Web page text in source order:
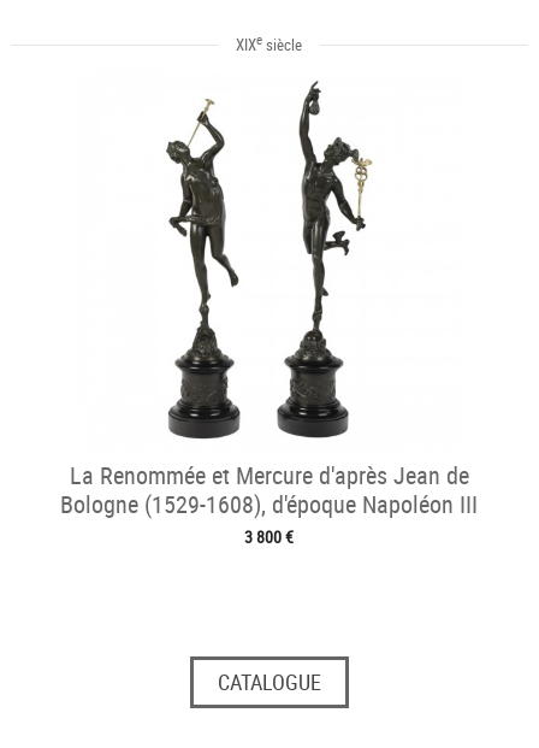
XIXe siècle
La Renommée et Mercure d'après Jean de
Bologne (1529-1608), d'époque Napoléon III
3 800 €
CATALOGUE